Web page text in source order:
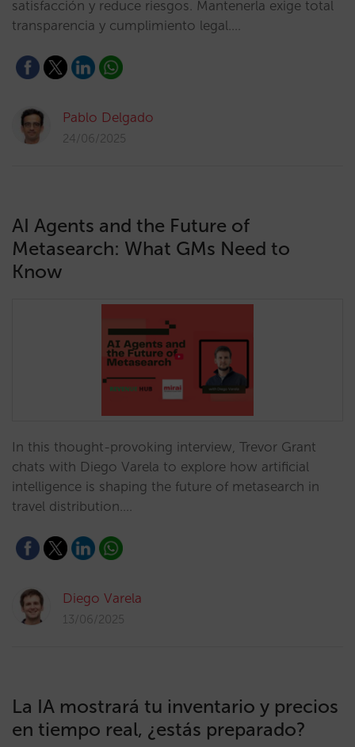
satisfacción y reduce riesgos. Mantenerla exige total
transparencia y cumplimiento legal.…
Pablo Delgado
24/06/2025
AI Agents and the Future of
Metasearch: What GMs Need to
Know
In this thought-provoking interview, Trevor Grant
chats with Diego Varela to explore how artificial
intelligence is shaping the future of metasearch in
travel distribution.…
Diego Varela
13/06/2025
La IA mostrará tu inventario y precios
en tiempo real, ¿estás preparado?